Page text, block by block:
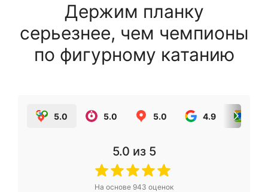
Держим планку
серьезнее, чем чемпионы
по фигурному катанию
5.0 5.0 5.0 4.9
5.0 из 5
На основе 943 оценок